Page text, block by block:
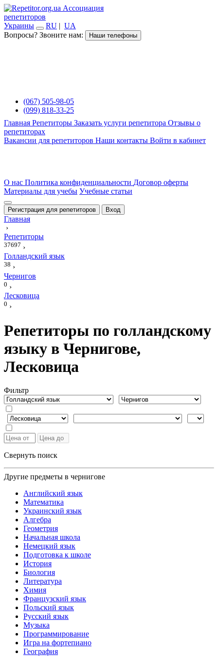
Ассоциация
репетиторов
Украины
RU | UA
Вопросы? Звоните нам:
Наши телефоны
(067) 505-98-05
(099) 818-33-25
Главная Репетиторы Заказать услуги репетитора Отзывы о
репетиторах
Вакансии для репетиторов Наши контакты Войти в кабинет
О нас Политика конфиденциальности Договор оферты
Материалы для учебы Учебные статьи
Регистрация для репетиторов Вход
Главная
›
Репетиторы
37697 ›
Голландский язык
38 ›
Чернигов
0 ›
Лесковица
0 ›
Репетиторы по голландскому
языку в Чернигове,
Лесковица
Фильтр
Свернуть поиск
Другие предметы в чернигове
Английский язык
Математика
Украинский язык
Алгебра
Геометрия
Начальная школа
Немецкий язык
Подготовка к школе
История
Биология
Литература
Химия
Французский язык
Польский язык
Русский язык
Музыка
Программирование
Игра на фортепиано
География